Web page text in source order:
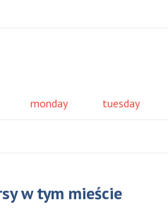
monday tuesday
w tym mieście